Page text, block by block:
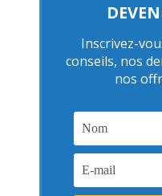
Inscrivez-
conseils, nos
nos